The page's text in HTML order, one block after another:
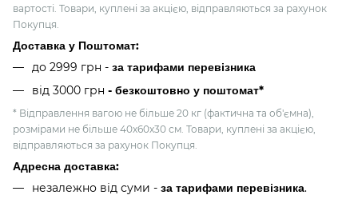
вартості. Товари, куплені за акцією, відправляються за рахунок
Покупця.
Доставка у Поштомат:
до 2999 грн - за тарифами перевізника
від 3000 грн - безкоштовно у поштомат*
* Відправлення вагою не більше 20 кг (фактична та об'ємна),
розмірами не більше 40х60х30 см. Товари, куплені за акцією,
відправляються за рахунок Покупця.
Адресна доставка:
незалежно від суми - за тарифами перевізника.